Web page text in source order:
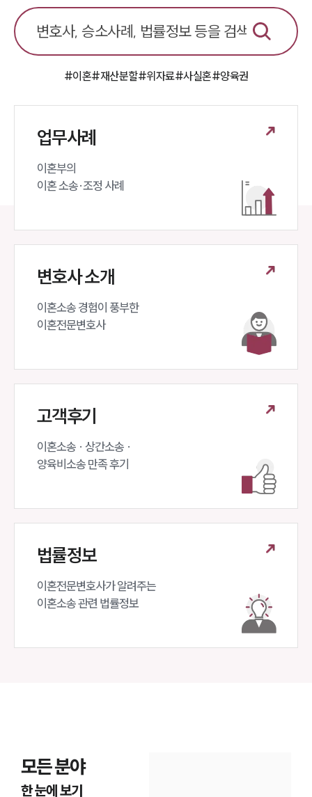
#이혼#재산분할#위자료#사실혼#양육권
업무사례
이혼부의
이혼 소송·조정 사례
변호사 소개
이혼소송 경험이 풍부한
이혼전문변호사
고객후기
이혼소송 · 상간소송 ·
양육비소송 만족 후기
법률정보
이혼전문변호사가 알려주는
이혼소송 관련 법률정보
모든 분야
한 눈에 보기